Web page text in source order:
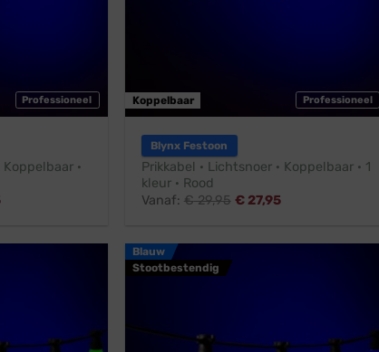
Professioneel
·
Professioneel
Koppelbaar
Blynx Festoon
Prikkabel · Lichtsnoer · Koppelbaar · 1
kleur · Rood
Vanaf: €29,95 € 27,95
Blauw
Stootbestendig